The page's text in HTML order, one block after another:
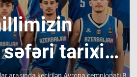
səfəri tarixi